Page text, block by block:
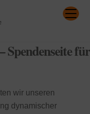
Spendenseite für
wir unseren
dynamischer